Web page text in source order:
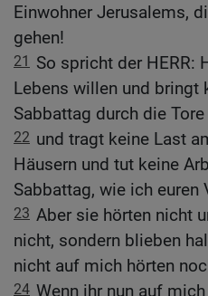
Einwohner Jerusalems,
gehen!
21 So spricht der HERR:
Lebens willen und bringt
Sabbattag durch die
22 und tragt keine Last
Häusern und tut keine
Sabbattag, wie ich euren
23 Aber sie hörten nicht
nicht, sondern blieben
nicht auf mich hörten
24 Wenn ihr nun auf